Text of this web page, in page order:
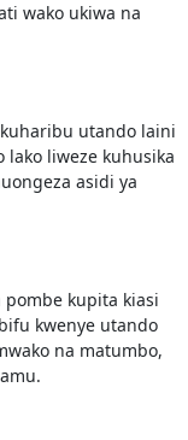
wako ukiwa na
utando laini
liweze kuhusika
asidi ya
kupita kiasi
kwenye utando
na matumbo,